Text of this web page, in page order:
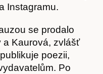
Instagramu.
se prodalo
a Kaurová, zvlášť
poezii,
Po